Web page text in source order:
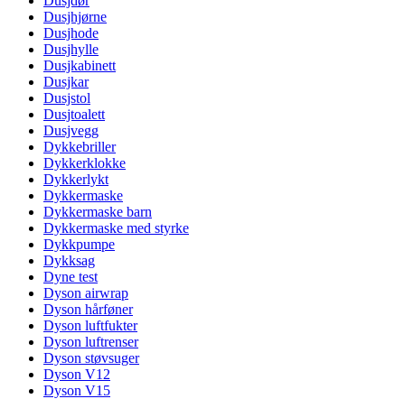
Dusjhjørne
Dusjhode
Dusjhylle
Dusjkabinett
Dusjkar
Dusjstol
Dusjtoalett
Dusjvegg
Dykkebriller
Dykkerklokke
Dykkerlykt
Dykkermaske
Dykkermaske barn
Dykkermaske med styrke
Dykkpumpe
Dykksag
Dyne test
Dyson airwrap
Dyson hårføner
Dyson luftfukter
Dyson luftrenser
Dyson støvsuger
Dyson V12
Dyson V15